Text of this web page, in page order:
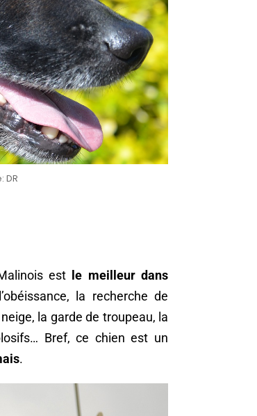
DR
est
le meilleur dans
la recherche de
la garde de troupeau, la
Bref, ce chien est un
.